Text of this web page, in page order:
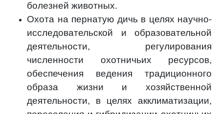
болезней животных.
Охота на пернатую дичь в целях научно-
исследовательской и образовательной
деятельности, регулирования
численности охотничьих ресурсов,
обеспечения ведения традиционного
образа жизни и хозяйственной
деятельности, в целях акклиматизации,